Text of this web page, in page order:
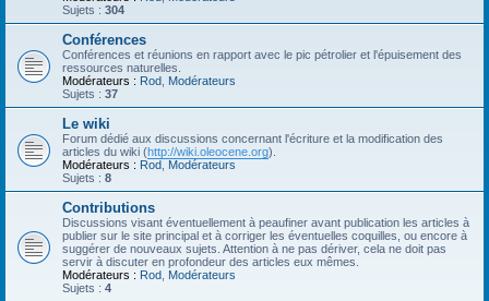
Sujets : 304
Conférences
Conférences et réunions en rapport avec le pic pétrolier et l'épuisement des
ressources naturelles.
Modérateurs : Rod Modérateurs
Sujets : 37
Le wiki
Forum dédié aux discussions concernant l'écriture et la modification des
articles du wiki (http://wiki.oleocene.org).
Modérateurs : Rod Modérateurs
Sujets : 8
Contributions
Discussions visant éventuellement à peaufiner avant publication les articles à
publier sur le site principal et à corriger les éventuelles coquilles, ou encore à
suggérer de nouveaux sujets. Attention à ne pas dériver, cela ne doit pas
servir à discuter en profondeur des articles eux mêmes.
Modérateurs : Rod Modérateurs
Sujets : 4